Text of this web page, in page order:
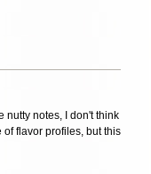
nutty notes, I don't think
flavor profiles, but this